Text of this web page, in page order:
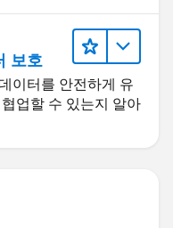
보호
이터를 안전하게 유
업할 수 있는지 알아